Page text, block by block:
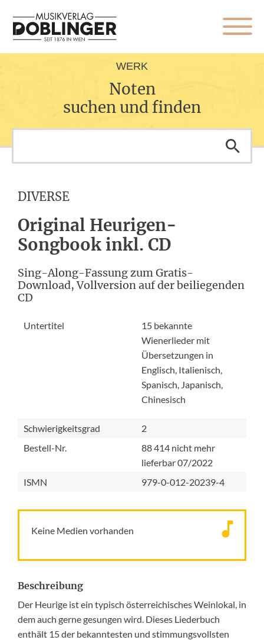
WERK
Noten
suchen und finden
DIVERSE
Original Heurigen-
Songbook inkl. CD
Sing-Along-Fassung zum Gratis-
Download, Vollversion auf der beiliegenden
CD
Untertitel
15 bekannte
Wienerlieder mit
Übersetzungen in
Englisch, Italienisch,
Spanisch, Japanisch,
Chinesisch
Schwierigkeitsgrad
2
Bestell-Nr.
88 414 nicht mehr
lieferbar 07/2022
ISMN
979-0-012-20239-4
Keine Medien vorhanden
Beschreibung
Der Heurige ist ein typisch österreichisches Weinlokal, in
dem auch gerne gesun­gen wird. Dieses Liederbuch
enthält 15 der bekanntesten und stimmungsvollsten